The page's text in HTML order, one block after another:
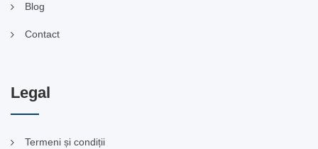
Blog
Contact
Legal
Termeni și condiții